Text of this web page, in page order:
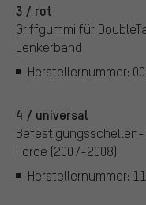
3 / rot
Griffgummi für
Lenkerband
Herstellernummer:
4 / universal
Force (2007-2008)
Herstellernummer: